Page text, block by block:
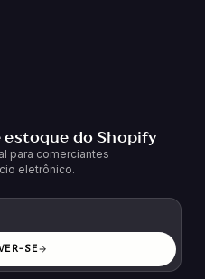
do Shopify
para comerciantes
eletrônico.
SE